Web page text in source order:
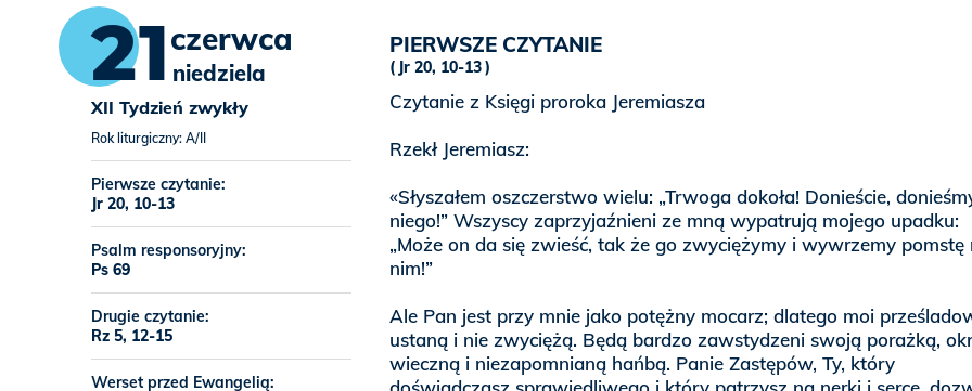
21czerwca
niedziela
XII Tydzień zwykły
Rok liturgiczny: A/II
Pierwsze czytanie:
Jr 20, 10-13
Psalm responsoryjny:
Ps 69
Drugie czytanie:
Rz 5, 12-15
Werset przed Ewangelią:
PIERWSZE CZYTANIE
Jr 20, 10-13
Czytanie z Księgi proroka Jeremiasza
Rzekł Jeremiasz:
«Słyszałem oszczerstwo wielu: „Trwoga dokoła! Donieście,
niego!” Wszyscy zaprzyjaźnieni ze mną wypatrują mojego upadku:
„Może on da się zwieść, tak że go zwyciężymy i wywrzemy pomstę
nim!”
Ale Pan jest przy mnie jako potężny mocarz; dlatego moi
ustaną i nie zwyciężą. Będą bardzo zawstydzeni swoją porażką,
wieczną i niezapomnianą hańbą. Panie Zastępów, Ty, który